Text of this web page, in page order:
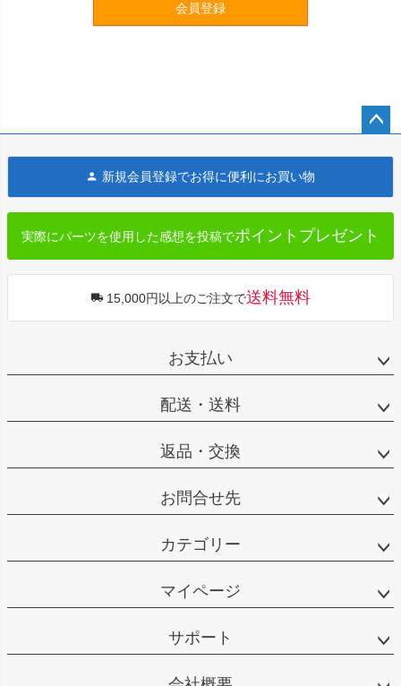
会員登録
へ
新規会員登録でお得に便利にお買い物
実際にパーツを使用した感想を投稿でポイントプレゼント
15,000円以上のご注文で送料無料
お支払い
配送・送料
返品・交換
お問合せ先
カテゴリー
マイページ
サポート